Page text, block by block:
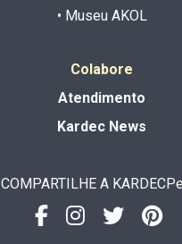
• Museu AKOL
Colabore
Atendimento
Kardec News
COMPARTILHE A